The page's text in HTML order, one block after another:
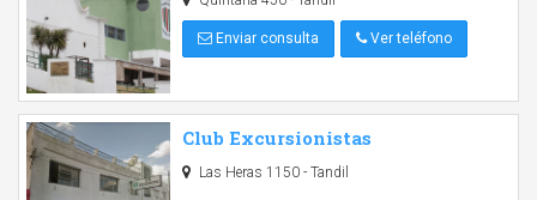
Enviar consulta Ver teléfono
Club Excursionistas
Las Heras 1150 - Tandil